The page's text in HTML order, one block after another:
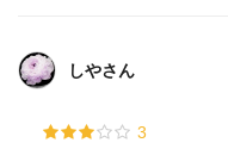
しやさん
3